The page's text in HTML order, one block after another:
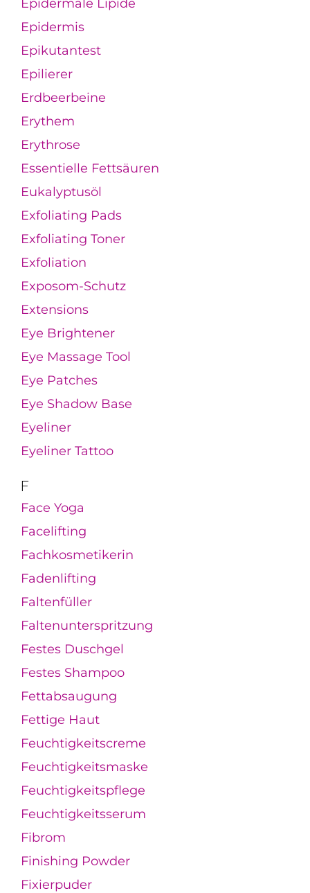
Epidermale Lipide
Epidermis
Epikutantest
Epilierer
Erdbeerbeine
Erythem
Erythrose
Essentielle Fettsäuren
Eukalyptusöl
Exfoliating Pads
Exfoliating Toner
Exfoliation
Exposom-Schutz
Extensions
Eye Brightener
Eye Massage Tool
Eye Patches
Eye Shadow Base
Eyeliner
Eyeliner Tattoo
F
Face Yoga
Facelifting
Fachkosmetikerin
Fadenlifting
Faltenfüller
Faltenunterspritzung
Festes Duschgel
Festes Shampoo
Fettabsaugung
Fettige Haut
Feuchtigkeitscreme
Feuchtigkeitsmaske
Feuchtigkeitspflege
Feuchtigkeitsserum
Fibrom
Finishing Powder
Fixierpuder